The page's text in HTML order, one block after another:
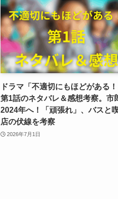
ドラマ「不適切にもほどがある！
第1話のネタバレ＆感想考察。市
2024年へ！「頑張れ」、バスと
店の伏線を考察
2026年7月1日